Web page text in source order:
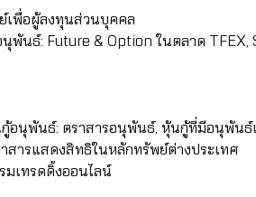
เพื่อผู้ลงทุนส่วนบุคคล
พันธ์: Future & Option ในตลาด TFEX,
กู้อนุพันธ์: ตราสารอนุพันธ์, หุ้นกู้ที่มีอนุพัน
สารแสดงสิทธิในหลักทรัพย์ต่างประเทศ
เทรดดิ้งออนไลน์